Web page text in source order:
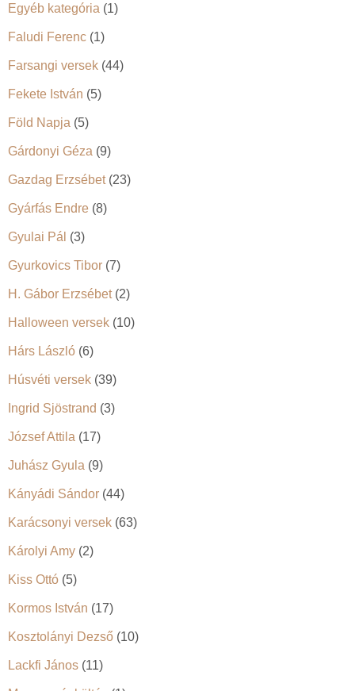
Egyéb kategória (1)
Faludi Ferenc (1)
Farsangi versek (44)
Fekete István (5)
Föld Napja (5)
Gárdonyi Géza (9)
Gazdag Erzsébet(23)
Gyárfás Endre (8)
Gyulai Pál (3)
Gyurkovics Tibor (7)
H. Gábor Erzsébet(2)
Halloween versek (10)
Hárs László (6)
Húsvéti versek (39)
Ingrid Sjöstrand (3)
József Attila (17)
Juhász Gyula (9)
Kányádi Sándor (44)
Karácsonyi versek (63)
Károlyi Amy (2)
Kiss Ottó (5)
Kormos István (17)
Kosztolányi Dezső (10)
Lackfi János (11)